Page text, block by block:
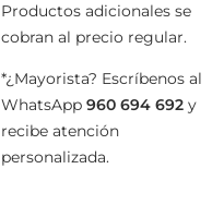
Productos adicionales se
cobran al precio regular.
*¿Mayorista? Escríbenos al
WhatsApp 960 694 692 y
recibe atención
personalizada.